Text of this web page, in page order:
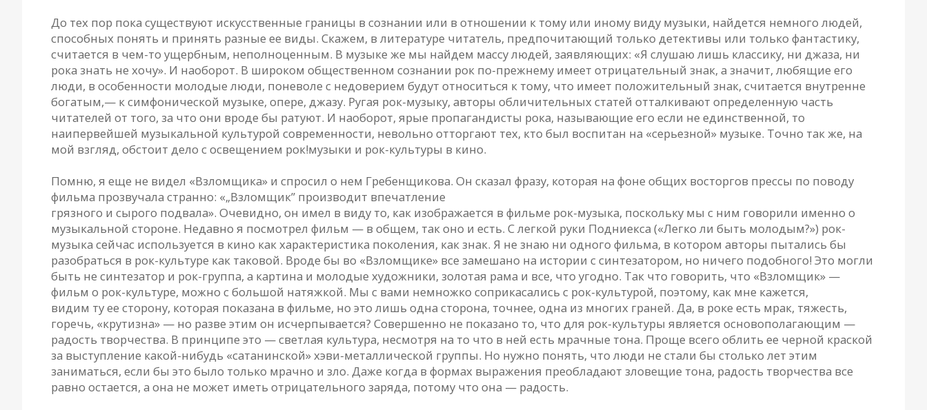
До тех пор пока существуют искусственные границы в сознании или в отношении к тому или иному виду музыки, найдется немного людей,
способных понять и принять разные ее виды. Скажем, в литературе читатель, предпочитающий только детективы или только фантастику,
считается в чем-то ущербным, неполноценным. В музыке же мы найдем массу людей, заявляющих: «Я слушаю лишь классику, ни джаза, ни
рока знать не хочу». И наоборот. В широком общественном сознании рок по-прежнему имеет отрицательный знак, а значит, любящие его
люди, в особенности молодые люди, поневоле с недоверием будут относиться к тому, что имеет положительный знак, считается внутренне
богатым,— к симфонической музыке, опере, джазу. Ругая рок-музыку, авторы обличительных статей отталкивают определенную часть
читателей от того, за что они вроде бы ратуют. И наоборот, ярые пропагандисты рока, называющие его если не единственной, то
наипервейшей музыкальной культурой современности, невольно отторгают тех, кто был воспитан на «серьезной» музыке. Точно так же, на
мой взгляд, обстоит дело с освещением рок!музыки и рок-культуры в кино.
Помню, я еще не видел «Взломщика» и спросил о нем Гребенщикова. Он сказал фразу, которая на фоне общих восторгов прессы по поводу
фильма прозвучала странно: «„Взломщик” производит впечатление
грязного и сырого подвала». Очевидно, он имел в виду то, как изображается в фильме рок-музыка, поскольку мы с ним говорили именно о
музыкальной стороне. Недавно я посмотрел фильм — в общем, так оно и есть. С легкой руки Подниекса («Легко ли быть молодым?») рок-
музыка сейчас используется в кино как характеристика поколения, как знак. Я не знаю ни одного фильма, в котором авторы пытались бы
разобраться в рок-культуре как таковой. Вроде бы во «Взломщике» все замешано на истории с синтезатором, но ничего подобного! Это могли
быть не синтезатор и рок-группа, а картина и молодые художники, золотая рама и все, что угодно. Так что говорить, что «Взломщик» —
фильм о рок-культуре, можно с большой натяжкой. Мы с вами немножко соприкасались с рок-культурой, поэтому, как мне кажется,
видим ту ее сторону, которая показана в фильме, но это лишь одна сторона, точнее, одна из многих граней. Да, в роке есть мрак, тяжесть,
горечь, «крутизна» — но разве этим он исчерпывается? Совершенно не показано то, что для рок-культуры является основополагающим —
радость творчества. В принципе это — светлая культура, несмотря на то что в ней есть мрачные тона. Проще всего облить ее черной краской
за выступление какой-нибудь «сатанинской» хэви-металлической группы. Но нужно понять, что люди не стали бы столько лет этим
заниматься, если бы это было только мрачно и зло. Даже когда в формах выражения преобладают зловещие тона, радость творчества все
равно остается, а она не может иметь отрицательного заряда, потому что она — радость.